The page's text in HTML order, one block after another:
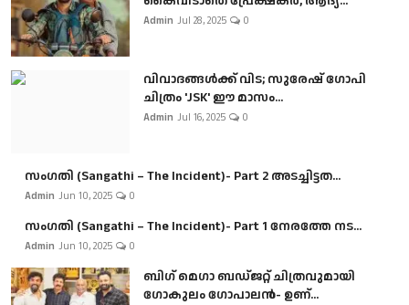
Admin Jul 28, 2025 0
വിവാദങ്ങൾക്ക് വിട; സുരേഷ് ഗോപി
ചിത്രം 'JSK' ഈ മാസം...
Admin Jul 16, 2025 0
സംഗതി (Sangathi – The Incident)- Part 2 അടച്ചിട്ടത...
Admin Jun 10, 2025 0
സംഗതി (Sangathi – The Incident)- Part 1 നേരത്തേ നട...
Admin Jun 10, 2025 0
ബി​ഗ് മെഗാ ബഡ്ജറ്റ് ചിത്രവുമായി
ഗോകുലം ഗോപാലൻ- ഉണ്...